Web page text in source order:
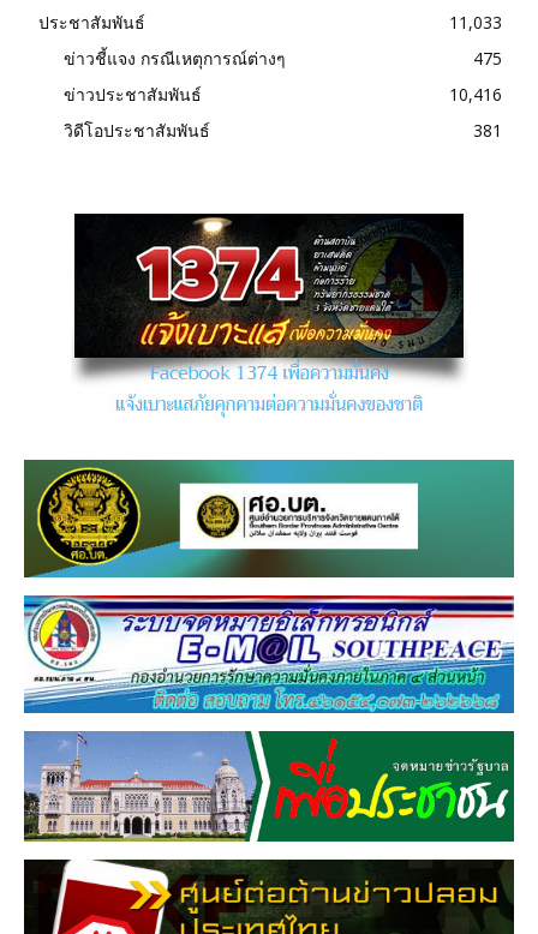
ประชาสัมพันธ์
11,033
ข่าวชี้แจง กรณีเหตุการณ์ต่างๆ
475
ข่าวประชาสัมพันธ์
10,416
วิดีโอประชาสัมพันธ์
381